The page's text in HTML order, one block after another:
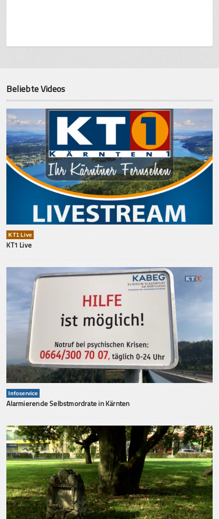
Beliebte Videos
KT1 Live
KT1 Live
Infoservice
Alarmierende Selbstmordrate in Kärnten